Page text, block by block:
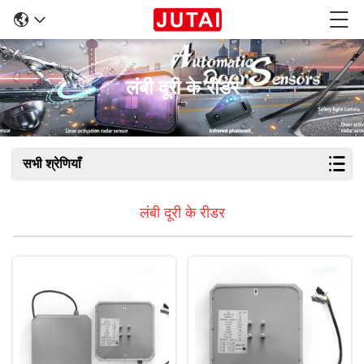
लंबी दूरी के रीडर
सभी श्रेणियाँ
लंबी दूरी के रीडर